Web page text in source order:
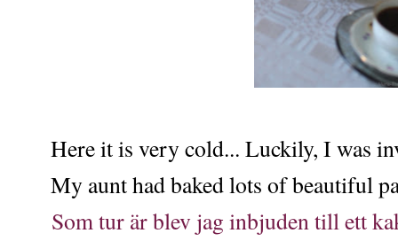
Here it is very cold... Luckily, I was
My aunt had baked lots of beautiful
Som tur är blev jag inbjuden till ett